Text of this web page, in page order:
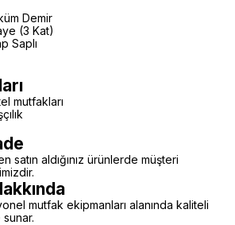
Demir
(3 Kat)
Saplı
mutfakları
satın aldığınız ürünlerde müşteri
mutfak ekipmanları alanında kaliteli